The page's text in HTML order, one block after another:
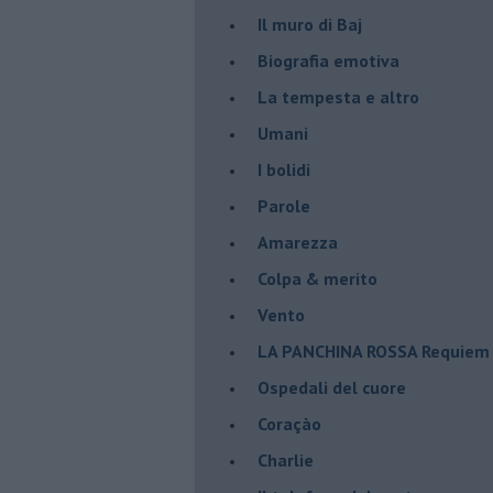
Il muro di Baj
Biografia emotiva
La tempesta e altro
Umani
I bolidi
Parole
Amarezza
Colpa & merito
Vento
​LA PANCHINA ROSSA
Ospedali del cuore
Coraçào
Charlie